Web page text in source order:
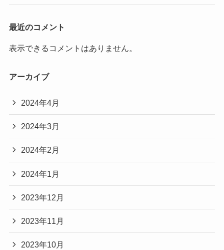
最近のコメント
表示できるコメントはありません。
アーカイブ
2024年4月
2024年3月
2024年2月
2024年1月
2023年12月
2023年11月
2023年10月